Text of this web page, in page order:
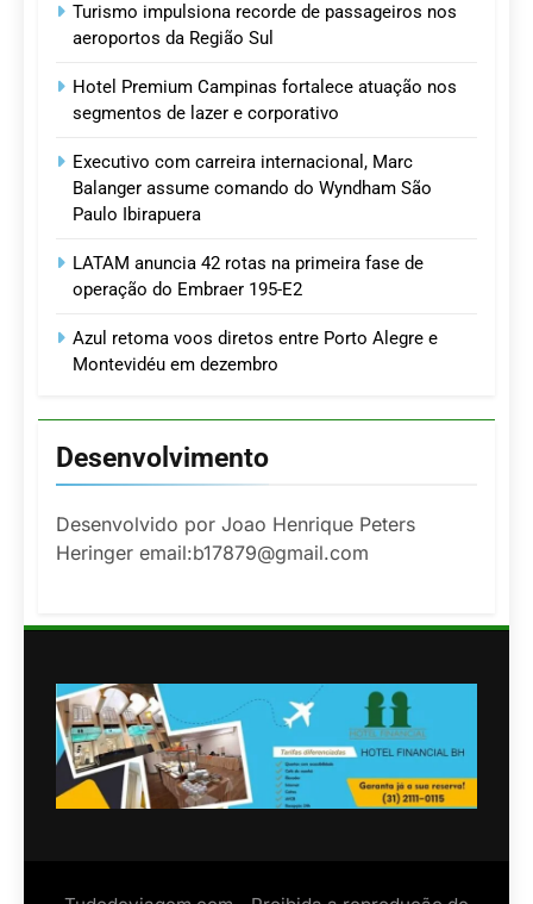
Turismo impulsiona recorde de passageiros nos
aeroportos da Região Sul
Hotel Premium Campinas fortalece atuação nos
segmentos de lazer e corporativo
Executivo com carreira internacional, Marc
Balanger assume comando do Wyndham São
Paulo Ibirapuera
LATAM anuncia 42 rotas na primeira fase de
operação do Embraer 195-E2
Azul retoma voos diretos entre Porto Alegre e
Montevidéu em dezembro
Desenvolvimento
Desenvolvido por Joao Henrique Peters
Heringer email:b17879@gmail.com